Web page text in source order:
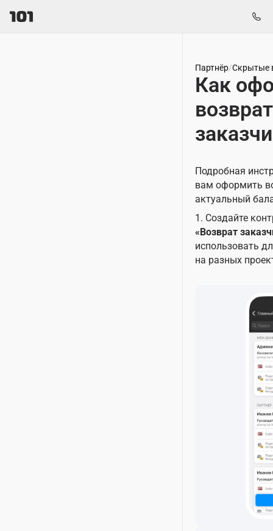
Партнёр/Скрытые
Как
Подробная
вам оформить
актуальный
1. Создайте
«Возврат
использовать
на разных